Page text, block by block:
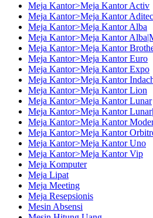
Meja Kantor>Meja Kantor Activ
Meja Kantor>Meja Kantor
Meja Kantor>Meja Kantor Alba
Meja Kantor>Meja Kantor
Meja Kantor>Meja Kantor
Meja Kantor>Meja Kantor Euro
Meja Kantor>Meja Kantor Expo
Meja Kantor>Meja Kantor
Meja Kantor>Meja Kantor Lion
Meja Kantor>Meja Kantor Lunar
Meja Kantor>Meja Kantor
Meja Kantor>Meja Kantor
Meja Kantor>Meja Kantor
Meja Kantor>Meja Kantor Uno
Meja Kantor>Meja Kantor Vip
Meja Komputer
Meja Lipat
Meja Meeting
Meja Resepsionis
Mesin Absensi